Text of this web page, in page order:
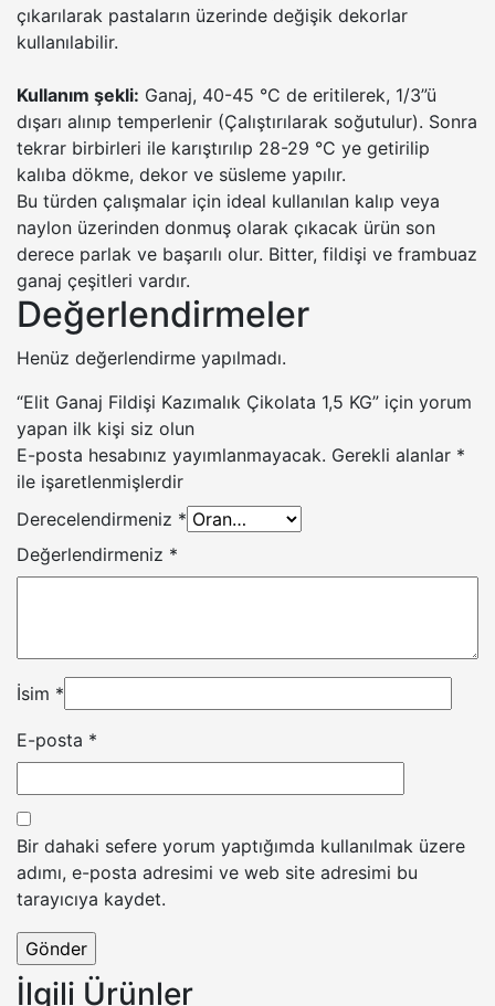
çıkarılarak pastaların üzerinde değişik dekorlar
kullanılabilir.
Kullanım şekli: Ganaj, 40-45 °C de eritilerek, 1/3”ü
dışarı alınıp temperlenir (Çalıştırılarak soğutulur). Sonra
tekrar birbirleri ile karıştırılıp 28-29 °C ye getirilip
kalıba dökme, dekor ve süsleme yapılır.
Bu türden çalışmalar için ideal kullanılan kalıp veya
naylon üzerinden donmuş olarak çıkacak ürün son
derece parlak ve başarılı olur. Bitter, fildişi ve frambuaz
ganaj çeşitleri vardır.
Değerlendirmeler
Henüz değerlendirme yapılmadı.
“Elit Ganaj Fildişi Kazımalık Çikolata 1,5 KG” için yorum
yapan ilk kişi siz olun
E-posta hesabınız yayımlanmayacak. Gerekli alanlar *
ile işaretlenmişlerdir
Derecelendirmeniz *
Değerlendirmeniz *
İsim *
E-posta *
Bir dahaki sefere yorum yaptığımda kullanılmak üzere
adımı, e-posta adresimi ve web site adresimi bu
tarayıcıya kaydet.
İlgili Ürünler